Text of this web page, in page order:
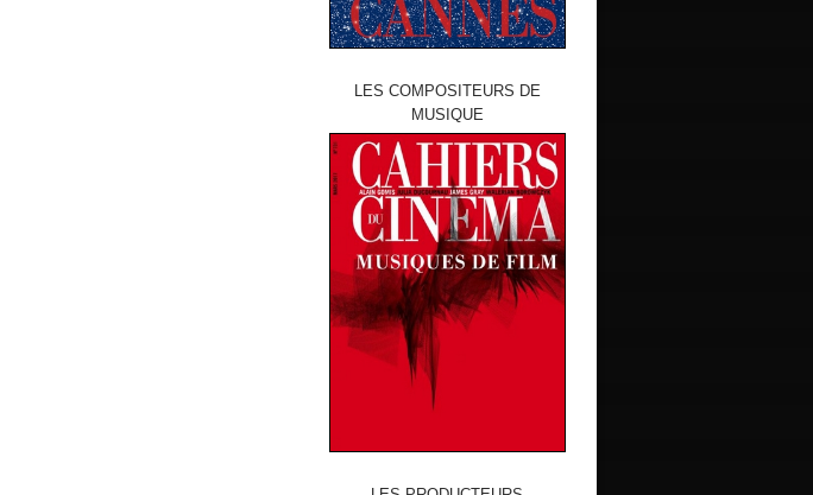
LES COMPOSITEURS DE
MUSIQUE